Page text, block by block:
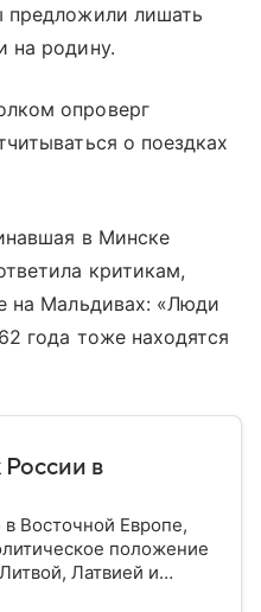
предложили лишать
на родину.
опроверг
о поездках
в Минске
критикам,
на Мальдивах: «Люди
года тоже находятся
России в
Восточной Европе,
положение
Латвией и
небольшую